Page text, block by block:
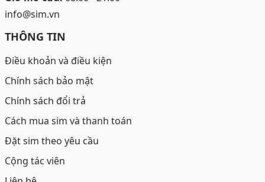
info@sim.vn
THÔNG TIN
Điều khoản và điều kiện
Chính sách bảo mật
Chính sách đổi trả
Cách mua sim và thanh toán
Đặt sim theo yêu cầu
Cộng tác viên